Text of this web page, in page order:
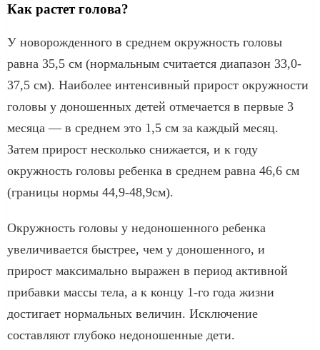
Как растет голова?
У новорожденного в среднем окружность головы
равна 35,5 см (нормальным считается диапазон 33,0-
37,5 см). Наиболее интенсивный прирост окружности
головы у доношенных детей отмечается в первые 3
месяца — в среднем это 1,5 см за каждый месяц.
Затем прирост несколько снижается, и к году
окружность головы ребенка в среднем равна 46,6 см
(границы нормы 44,9-48,9см).
Окружность головы у недоношенного ребенка
увеличивается быстрее, чем у доношенного, и
прирост максимально выражен в период активной
прибавки массы тела, а к концу 1-го года жизни
достигает нормальных величин. Исключение
составляют глубоко недоношенные дети.